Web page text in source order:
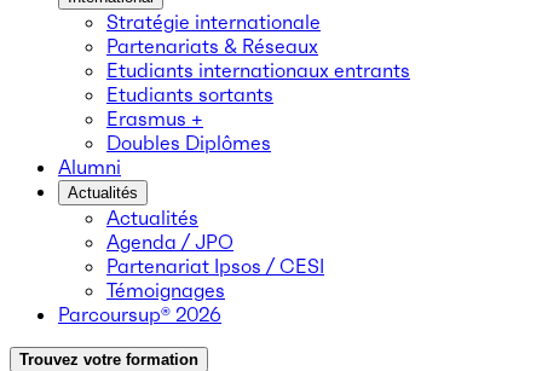
Stratégie internationale
Partenariats & Réseaux
Etudiants internationaux entrants
Etudiants sortants
Erasmus +
Doubles Diplômes
Alumni
Actualités
Actualités
Agenda / JPO
Partenariat Ipsos / CESI
Témoignages
Parcoursup® 2026
Trouvez votre formation